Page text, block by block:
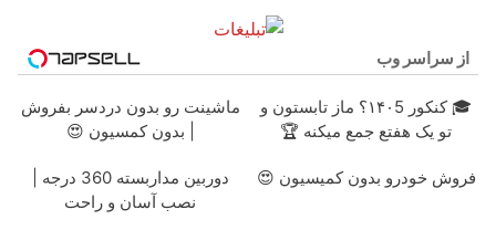
از سراسر وب
🎓 کنکور ۱۴۰5؟ ماز تابستون و
تو یک هفتع جمع میکنه 🏆
ماشینت رو بدون دردسر بفروش
| بدون کمسیون 😍
فروش خودرو بدون کمیسیون 😍
دوربین مداربسته 360 درجه |
نصب آسان و راحت